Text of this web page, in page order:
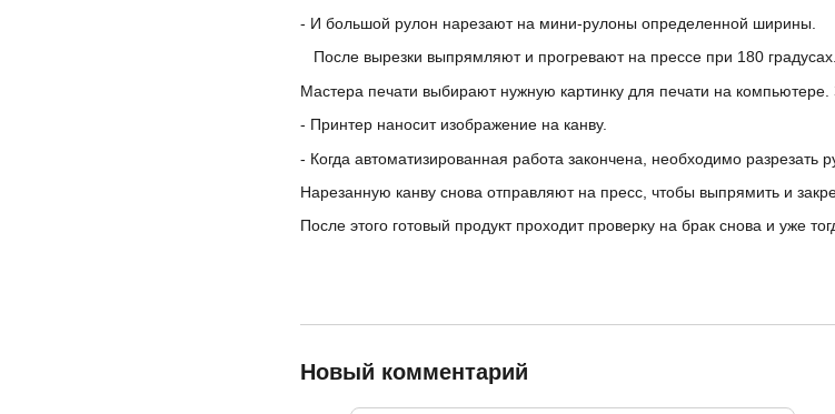
- И большой рулон нарезают на мини-рулоны определенной ширины.
После вырезки выпрямляют и прогревают на прессе при 180 градусах.
Мастера печати выбирают нужную картинку для печати на
- Принтер наносит изображение на канву.
- Когда автоматизированная работа закончена, необходимо
Нарезанную канву снова отправляют на пресс, чтобы выпрямить и
После этого готовый продукт проходит проверку на брак снова и уже
Новый комментарий